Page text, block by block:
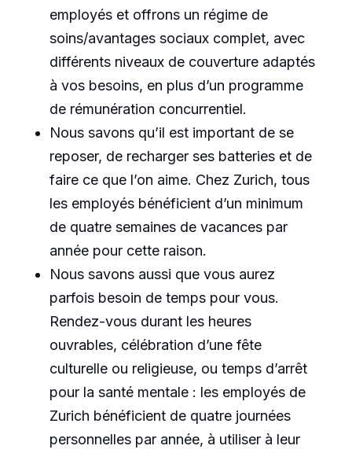
employés et offrons un régime de
soins/avantages sociaux complet, avec
différents niveaux de couverture adaptés
à vos besoins, en plus d’un programme
de rémunération concurrentiel.
Nous savons qu’il est important de se
reposer, de recharger ses batteries et de
faire ce que l’on aime. Chez Zurich, tous
les employés bénéficient d’un minimum
de quatre semaines de vacances par
année pour cette raison.
Nous savons aussi que vous aurez
parfois besoin de temps pour vous.
Rendez-vous durant les heures
ouvrables, célébration d’une fête
culturelle ou religieuse, ou temps d’arrêt
pour la santé mentale : les employés de
Zurich bénéficient de quatre journées
personnelles par année, à utiliser à leur